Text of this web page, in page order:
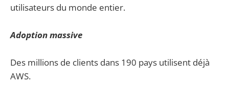
utilisateurs du monde entier.
Adoption massive
Des millions de clients dans 190 pays utilisent déjà
AWS.